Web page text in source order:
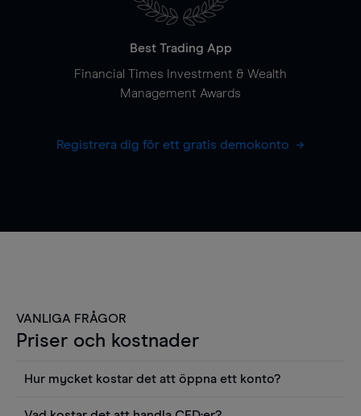
Best Trading App
Financial Times Investment & Wealth
Management Awards
Registrera dig för ett gratis demokonto
VANLIGA FRÅGOR
Priser och kostnader
Hur mycket kostar det att öppna ett konto?